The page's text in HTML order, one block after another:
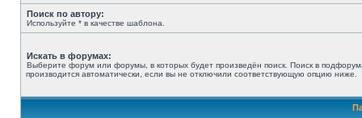
Поиск по автору:
Используйте * в качестве шаблона.
Искать в форумах:
Выберите форум или форумы, в которых будет произведён поиск. Поиск в
производится автоматически, если вы не отключили соответствующую опцию ниже.